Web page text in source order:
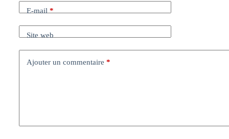
E-mail *
Site web
Ajouter un commentaire *